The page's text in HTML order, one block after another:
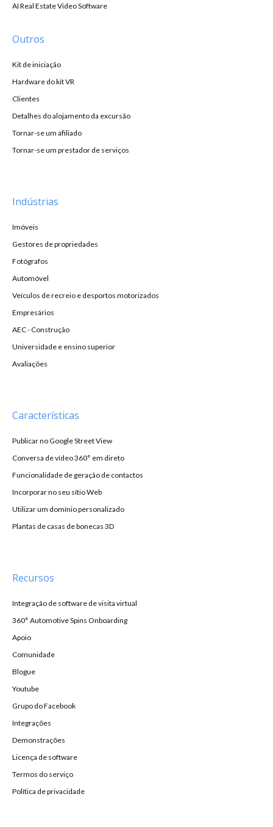
AI Real Estate Video Software
Outros
Kit de iniciação
Hardware do kit VR
Clientes
Detalhes do alojamento da excursão
Tornar-se um afiliado
Tornar-se um prestador de serviços
Indústrias
Imóveis
Gestores de propriedades
Fotógrafos
Automóvel
Veículos de recreio e desportos motorizados
Empresários
AEC - Construção
Universidade e ensino superior
Avaliações
Características
Publicar no Google Street View
Conversa de vídeo 360° em direto
Funcionalidade de geração de contactos
Incorporar no seu sítio Web
Utilizar um domínio personalizado
Plantas de casas de bonecas 3D
Recursos
Integração de software de visita virtual
360° Automotive Spins Onboarding
Apoio
Comunidade
Blogue
Youtube
Grupo do Facebook
Integrações
Demonstrações
Licença de software
Termos do serviço
Política de privacidade